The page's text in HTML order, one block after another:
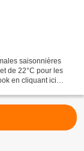
saisonnières
de 22°C pour les
en cliquant ici